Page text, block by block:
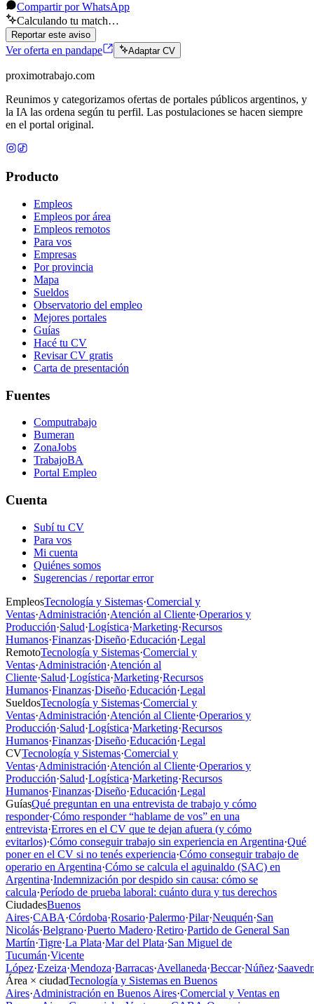
Compartir por WhatsApp
Calculando tu match…
Reportar este aviso
Ver oferta en pandape Adaptar CV
proximotrabajo.com
Reunimos y categorizamos ofertas de portales públicos argentinos, y
la IA las ordena según tu perfil. Las postulaciones se hacen siempre
en el portal original.
Producto
Empleos
Empleos por área
Empleos remotos
Para vos
Empresas
Por provincia
Mapa
Sueldos
Observatorio del empleo
Mejores portales
Guías
Hacé tu CV
Revisar CV gratis
Carta de presentación
Fuentes
Computrabajo
Bumeran
ZonaJobs
TrabajoBA
Portal Empleo
Cuenta
Subí tu CV
Para vos
Mi cuenta
Quiénes somos
Sugerencias / reportar error
EmpleosTecnología y Sistemas·Comercial y
Ventas·Administración·Atención al Cliente·Operarios y
Producción·Salud·Logística·Marketing·Recursos
Humanos·Finanzas·Diseño·Educación·Legal
RemotoTecnología y Sistemas·Comercial y
Ventas·Administración·Atención al
Cliente·Salud·Logística·Marketing·Recursos
Humanos·Finanzas·Diseño·Educación·Legal
SueldosTecnología y Sistemas·Comercial y
Ventas·Administración·Atención al Cliente·Operarios y
Producción·Salud·Logística·Marketing·Recursos
Humanos·Finanzas·Diseño·Educación·Legal
CVTecnología y Sistemas·Comercial y
Ventas·Administración·Atención al Cliente·Operarios y
Producción·Salud·Logística·Marketing·Recursos
Humanos·Finanzas·Diseño·Educación·Legal
GuíasQué preguntan en una entrevista de trabajo y cómo
responder·Cómo responder “hablame de vos” en una
entrevista·Errores en el CV que te dejan afuera (y cómo
evitarlos)·Cómo conseguir trabajo sin experiencia en Argentina·Qué
poner en el CV si no tenés experiencia·Cómo conseguir trabajo de
operario en Argentina·Cómo se calcula el aguinaldo (SAC) en
Argentina·Indemnización por despido sin causa: cómo se
calcula·Período de prueba laboral: cuánto dura y tus derechos
CiudadesBuenos
Aires·CABA·Córdoba·Rosario·Palermo·Pilar·Neuquén·San
Nicolás·Belgrano·Puerto Madero·Retiro·Partido de General San
Martín·Tigre·La Plata·Mar del Plata·San Miguel de
Tucumán·Vicente
López·Ezeiza·Mendoza·Barracas·Avellaneda·Beccar·Núñez·
Área × ciudadTecnología y Sistemas en Buenos
Aires·Administración en Buenos Aires·Comercial y Ventas en